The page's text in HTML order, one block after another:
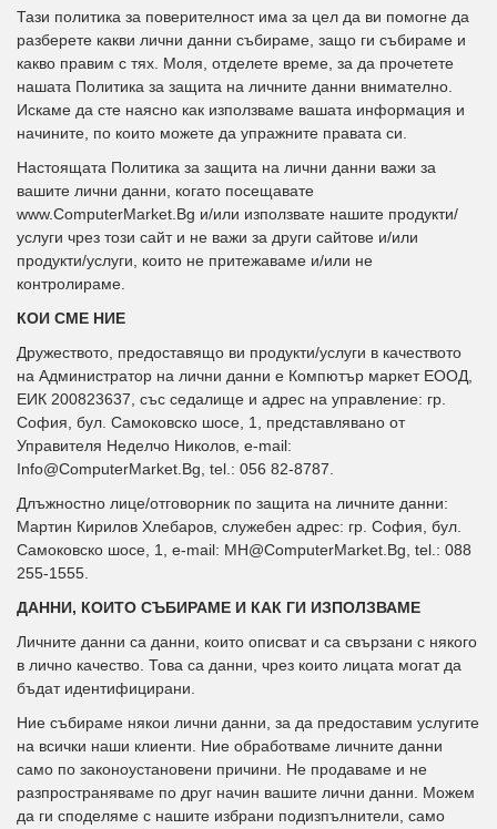
Тази политика за поверителност има за цел да ви помогне да
разберете какви лични данни събираме, защо ги събираме и
какво правим с тях. Моля, отделете време, за да прочетете
нашата Политика за защита на личните данни внимателно.
Искаме да сте наясно как използваме вашата информация и
начините, по които можете да упражните правата си.
Настоящата Политика за защита на лични данни важи за
вашите лични данни, когато посещавате
www.ComputerMarket.Bg и/или използвате нашите продукти/
услуги чрез този сайт и не важи за други сайтове и/или
продукти/услуги, които не притежаваме и/или не
контролираме.
КОИ СМЕ НИЕ
Дружеството, предоставящо ви продукти/услуги в качеството
на Администратор на лични данни е Компютър маркет ЕООД,
ЕИК 200823637, със седалище и адрес на управление: гр.
София, бул. Самоковско шосе, 1, представлявано от
Управителя Неделчо Николов, e-mail:
Info@ComputerMarket.Bg, tel.: 056 82-8787.
Длъжностно лице/отговорник по защита на личните данни:
Мартин Кирилов Хлебаров, служебен адрес: гр. София, бул.
Самоковско шосе, 1, e-mail: MH@ComputerMarket.Bg, tel.: 088
255-1555.
ДАННИ, КОИТО СЪБИРАМЕ И КАК ГИ ИЗПОЛЗВАМЕ
Личните данни са данни, които описват и са свързани с някого
в лично качество. Това са данни, чрез които лицата могат да
бъдат идентифицирани.
Ние събираме някои лични данни, за да предоставим услугите
на всички наши клиенти. Ние обработваме личните данни
само по законоустановени причини. Не продаваме и не
разпространяваме по друг начин вашите лични данни. Можем
да ги споделяме с нашите избрани подизпълнители, само